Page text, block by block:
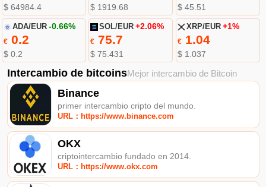
$ 64984.4 $ 1919.68 $ 45.51
ADA/EUR -0.66%
€0.2
$ 0.2
SOL/EUR +2.06%
€ 75.7
$ 75.431
XRP/EUR +1%
€1.04
$ 1.037
Intercambio de bitcoinsMejor intercambio de Bitcoin
Binance
primer intercambio cripto del mundo.
URL：https://www.binance.com
OKX
criptointercambio fundado en 2014.
URL：https://www.okx.com